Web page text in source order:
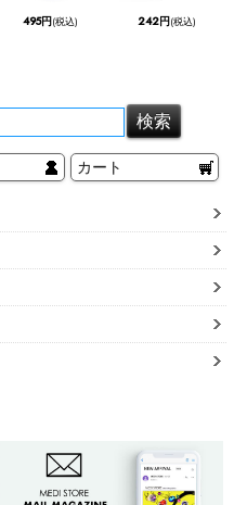
495円(税込) 242円(税込)
カート